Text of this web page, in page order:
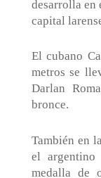
desarrolla en
capital
El cubano
metros se
Darlan
bronce.
También en
el argentino
medalla de